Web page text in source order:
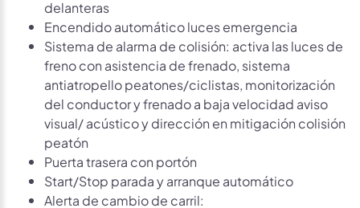
delanteras
Encendido automático luces emergencia
Sistema de alarma de colisión: activa las luces de
freno con asistencia de frenado, sistema
antiatropello peatones/ciclistas, monitorización
del conductor y frenado a baja velocidad aviso
visual/ acústico y dirección en mitigación colisión
peatón
Puerta trasera con portón
Start/Stop parada y arranque automático
Alerta de cambio de carril: